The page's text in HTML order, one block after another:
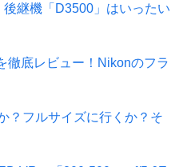
継機「D3500」はいったい
徹底レビュー！Nikonのフラ
？フルサイズに行くか？そ